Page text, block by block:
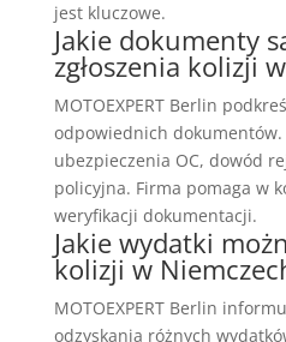
jest kluczowe.
Jakie dokumenty
zgłoszenia kolizji
MOTOEXPERT Berlin
odpowiednich dokumentów.
ubezpieczenia OC, dowód
policyjna. Firma pomaga w
weryfikacji dokumentacji.
Jakie wydatki
kolizji w
MOTOEXPERT Berlin
odzyskania różnych